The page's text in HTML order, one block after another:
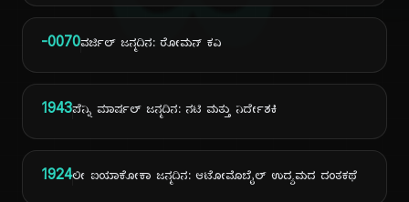
-0070ವರ್ಜಿಲ್ ಜನ್ಮದಿನ: ರೋಮನ್ ಕವಿ
1943ಪೆನ್ನಿ ಮಾರ್ಷಲ್ ಜನ್ಮದಿನ: ನಟಿ ಮತ್ತು ನಿರ್ದೇಶಕಿ
1924ಲೀ ಐಯಾಕೋಕಾ ಜನ್ಮದಿನ: ಆಟೋಮೊಬೈಲ್ ಉದ್ಯಮದ ದಂತಕಥೆ